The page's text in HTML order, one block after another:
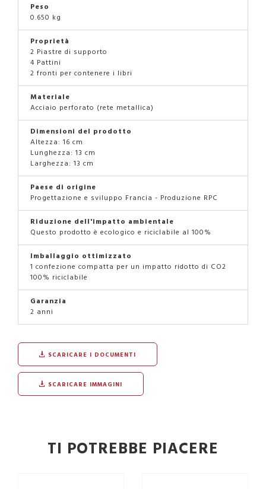
Peso
0.650 kg
Proprietà
2 Piastre di supporto
4 Pattini
2 fronti per contenere i libri
Materiale
Acciaio perforato (rete metallica)
Dimensioni del prodotto
Altezza: 16 cm
Lunghezza: 13 cm
Larghezza: 13 cm
Paese di origine
Progettazione e sviluppo Francia - Produzione RPC
Riduzione dell'impatto ambientale
Questo prodotto è ecologico e riciclabile al 100%
Imballaggio ottimizzato
1 confezione compatta per un impatto ridotto di CO2
100% riciclabile
Garanzia
2 anni
SCARICARE I DOCUMENTI
SCARICARE IMMAGINI
TI POTREBBE PIACERE